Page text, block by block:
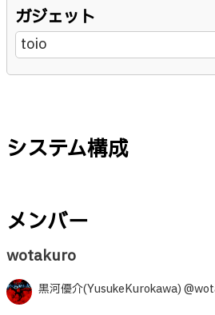
ガジェット
toio
システム構成
メンバー
wotakuro
黒河優介(YusukeKurokawa)